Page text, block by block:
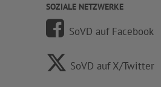
SOZIALE NETZWERKE
SoVD auf Facebook
SoVD auf X/Twitter